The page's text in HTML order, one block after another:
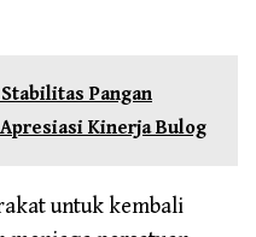
Pangan
Kinerja Bulog
untuk kembali